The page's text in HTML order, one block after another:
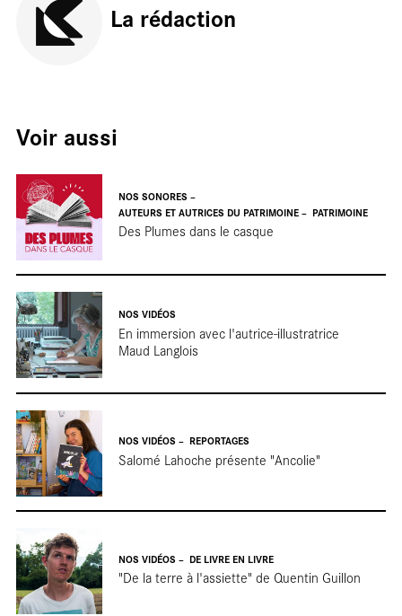
La rédaction
Voir aussi
NOS SONORES
AUTEURS ET AUTRICES DU PATRIMOINE
PATRIMOINE
Des Plumes dans le casque
NOS VIDÉOS
En immersion avec l'autrice-illustratrice
Maud Langlois
NOS VIDÉOS REPORTAGES
Salomé Lahoche présente "Ancolie"
NOS VIDÉOS DE LIVRE EN LIVRE
"De la terre à l'assiette" de Quentin Guillon